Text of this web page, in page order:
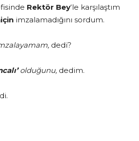
Rektör Bey‘le karşılaştım
imzalamadığını sordum.
dedi?
olduğunu, dedim.